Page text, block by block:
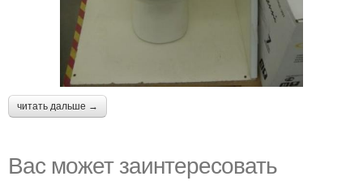
читать дальше →
Вас может заинтересовать